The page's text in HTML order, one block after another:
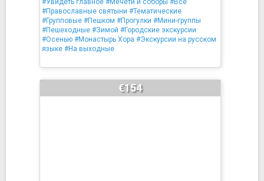
#Увидеть главное #Мечети и соборы #Все
#Православные святыни #Тематические
#Групповые #Пешком #Прогулки #Мини-группы
#Пешеходные #Зимой #Городские экскурсии
#Осенью #Монастырь Хора #Экскурсии на русском
языке #На выходные
€154